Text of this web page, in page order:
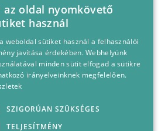
ADATOK –
HUNGARIAN
az oldal nyomkövető
használ
weboldal sütiket használ a felhasználói
javítása érdekében. Webhelyünk
minden sütit elfogad a sütikre
irányelveinknek megfelelően.
SZIGORÚAN SZÜKSÉGES
TELJESÍTMÉNY